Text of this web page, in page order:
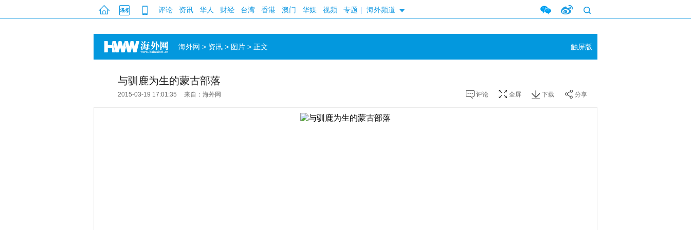
评论 资讯 华人 财经 台湾 香港 澳门 华媒 视频 专题 海外频道
海外网 > 资讯 > 图片 > 正文 触屏版
与驯鹿为生的蒙古部落
2015-03-19 17:01:35 来自：海外网 分享
评论 全屏 下载